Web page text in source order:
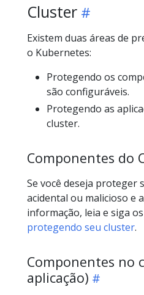
Cluster
Existem duas áreas de
o Kubernetes:
Protegendo os
são configuráveis.
Protegendo as
cluster.
Componentes do
Se você deseja proteger
acidental ou malicioso e
informação, leia e siga
protegendo seu cluster.
Componentes no
aplicação)